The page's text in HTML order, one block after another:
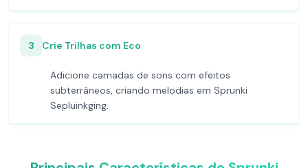
3 Crie Trilhas com Eco
Adicione camadas de sons com efeitos
subterrâneos, criando melodias em Sprunki
Sepluinkging.